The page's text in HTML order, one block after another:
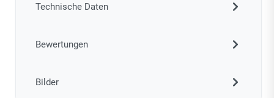
Technische Daten
Bewertungen
Bilder